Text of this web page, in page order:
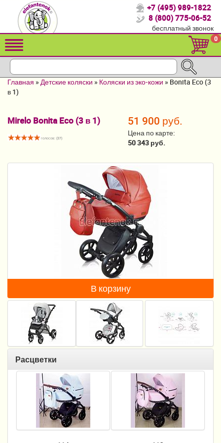
Спасибо, что выбрали нас!
Распродажа!
Детские коляски
Мебель и аксессуары
Постельные принадлежности
Манежи
Безопасность ребенка
Ходунки и прыгунки
Игры и развитие
Принадлежности для выписки
Сумки для мам и детей
+7 (495) 989-1822
8 (800) 775-06-52
бесплатный звонок
0
Главная »Детские коляски » Коляски из эко-кожи » Bonita Eco (3
в 1)
Mirelo Bonita Eco (3 в 1)
голосов: (37)
51 900 руб.
Цена по карте:
50 343 руб.
В корзину
Расцветки